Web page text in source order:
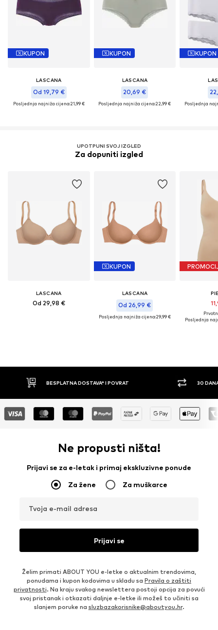
KUPON
LASCANA
Od 19,79 €
Posljednja najniža cijena:21,99 €
KUPON
LASCANA
20,69 €
Posljednja najniža cijena:22,99 €
KUPON
Posljednja
UPOTPUNI SVOJ IZGLED
Za dopuniti izgled
LASCANA
Od 29,98 €
KUPON
LASCANA
Od 26,99 €
Posljednja najniža cijena:29,99 €
Posljednja
30 DANA PRAVO NA POVRAT
Ne propusti ništa!
Prijavi se za e-letak i primaj ekskluzivne ponude
Za žene Za muškarce
Tvoja e-mail adresa
Prijavi se
Želim primati ABOUT YOU e-letke o aktualnim trendovima,
ponudama i kupon kodovima u skladu sa Pravila o zaštiti
privatnosti. Na kraju svakog newslettera postoji opcija za povući
svoj pristanak i otkazati daljnje e-letke ili možeš to učiniti sa
slanjem poruke na sluzbazakorisnike@aboutyou.hr.